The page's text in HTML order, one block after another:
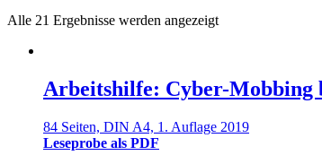
Alle 21 Ergebnisse werden angezeigt
Arbeitshilfe: Cyber-Mobbing
84 Seiten, DIN A4, 1. Auflage 2019
Leseprobe als PDF